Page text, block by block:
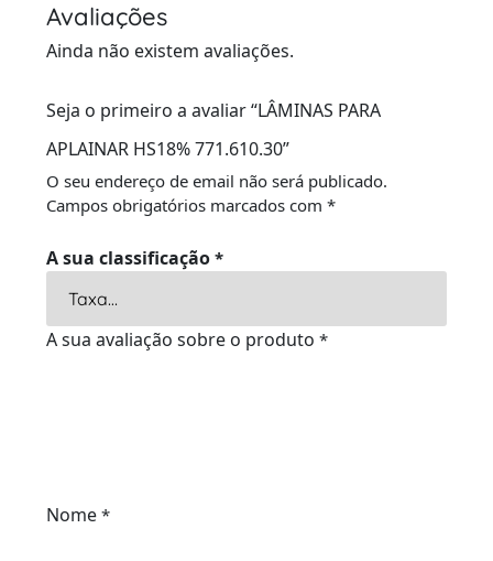
Avaliações
Ainda não existem avaliações.
Seja o primeiro a avaliar “LÂMINAS PARA
APLAINAR HS18% 771.610.30”
O seu endereço de email não será publicado.
Campos obrigatórios marcados com *
A sua classificação *
A sua avaliação sobre o produto *
Nome *